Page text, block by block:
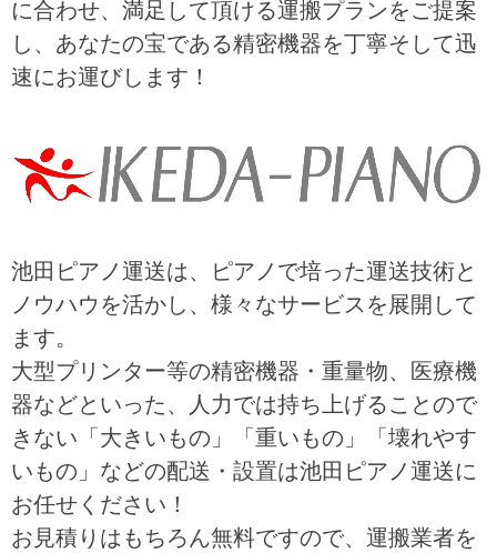
に合わせ、満足して頂ける運搬プランをご提案
し、あなたの宝である精密機器を丁寧そして迅
速にお運びします！
池田ピアノ運送は、ピアノで培った運送技術と
ノウハウを活かし、様々なサービスを展開して
ます。
大型プリンター等の精密機器・重量物、医療機
器などといった、人力では持ち上げることので
きない「大きいもの」「重いもの」「壊れやす
いもの」などの配送・設置は池田ピアノ運送に
お任せください！
お見積りはもちろん無料ですので、運搬業者を